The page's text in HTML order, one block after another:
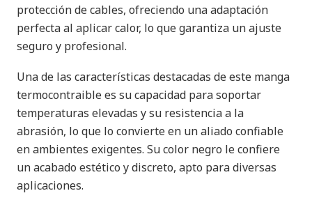
protección de cables, ofreciendo una adaptación
perfecta al aplicar calor, lo que garantiza un ajuste
seguro y profesional.
Una de las características destacadas de este manga
termocontraible es su capacidad para soportar
temperaturas elevadas y su resistencia a la
abrasión, lo que lo convierte en un aliado confiable
en ambientes exigentes. Su color negro le confiere
un acabado estético y discreto, apto para diversas
aplicaciones.